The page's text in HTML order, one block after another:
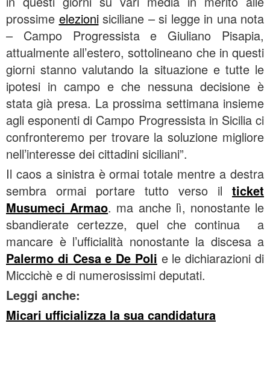
prossime elezionisiciliane – si legge in una nota
– Campo Progressista e Giuliano Pisapia,
attualmente all’estero, sottolineano che in questi
giorni stanno valutando la situazione e tutte le
ipotesi in campo e che nessuna decisione è
stata già presa. La prossima settimana insieme
agli esponenti di Campo Progressista in Sicilia ci
confronteremo per trovare la soluzione migliore
nell’interesse dei cittadini siciliani”.
Il caos a sinistra è ormai totale mentre a destra
sembra ormai portare tutto verso il ticket
Musumeci Armao. ma anche lì, nonostante le
sbandierate certezze, quel che continua a
mancare è l’ufficialità nonostante la discesa a
Palermo di Cesa e De Poli e le dichiarazioni di
Miccichè e di numerosissimi deputati.
Leggi anche:
Micari ufficializza la sua candidatura